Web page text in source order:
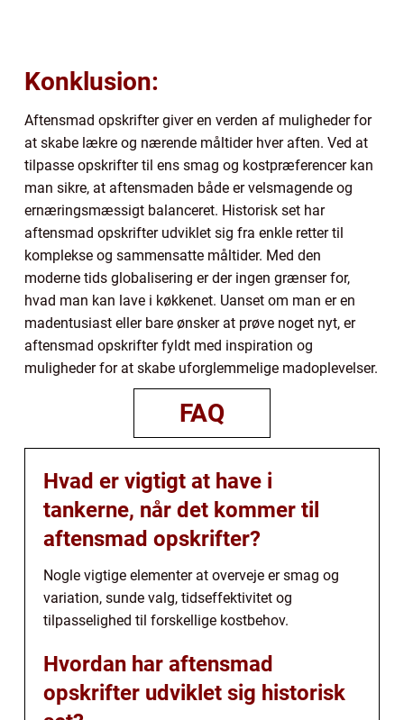
Konklusion:
Aftensmad opskrifter giver en verden af muligheder for
at skabe lækre og nærende måltider hver aften. Ved at
tilpasse opskrifter til ens smag og kostpræferencer kan
man sikre, at aftensmaden både er velsmagende og
ernæringsmæssigt balanceret. Historisk set har
aftensmad opskrifter udviklet sig fra enkle retter til
komplekse og sammensatte måltider. Med den
moderne tids globalisering er der ingen grænser for,
hvad man kan lave i køkkenet. Uanset om man er en
madentusiast eller bare ønsker at prøve noget nyt, er
aftensmad opskrifter fyldt med inspiration og
muligheder for at skabe uforglemmelige madoplevelser.
FAQ
Hvad er vigtigt at have i
tankerne, når det kommer til
aftensmad opskrifter?
Nogle vigtige elementer at overveje er smag og
variation, sunde valg, tidseffektivitet og
tilpasselighed til forskellige kostbehov.
Hvordan har aftensmad
opskrifter udviklet sig historisk